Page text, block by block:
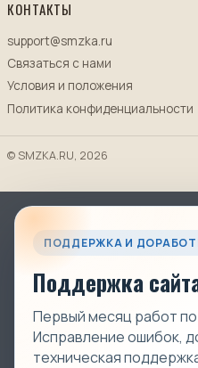
КОНТАКТЫ
support@smzka.ru
Связаться с нами
Условия и положения
Политика конфиденциальности
© SMZKA.RU, 2026
ПОДДЕРЖКА И
Поддержка
Первый месяц работ
Исправление ошибок,
техническая